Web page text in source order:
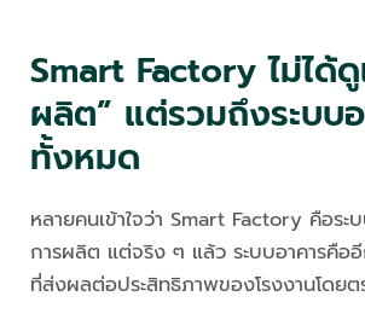
Smart Factory ไม่ได้
ผลิต” แต่รวมถึงระบบ
ทั้งหมด
หลายคนเข้าใจว่า Smart Factory คือระบ
การผลิต แต่จริง ๆ แล้ว ระบบอาคารคือ
ที่ส่งผลต่อประสิทธิภาพของโรงงานโดยต